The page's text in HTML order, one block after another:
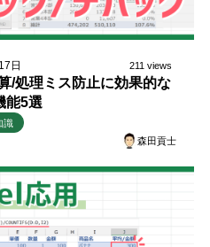
日 211 views
/処理ミス防止に効果的な
能5選
識
森田貢士